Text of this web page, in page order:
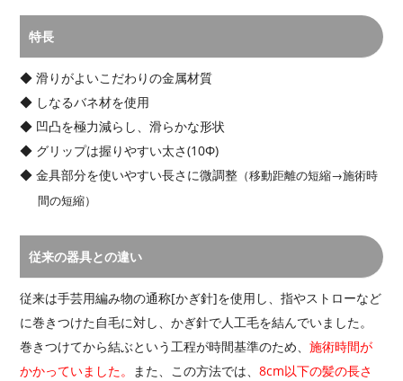
特長
滑りがよいこだわりの金属材質
しなるバネ材を使用
凹凸を極力減らし、滑らかな形状
グリップは握りやすい太さ(10Φ)
金具部分を使いやすい長さに微調整 （移動距離の短縮→施術時
間の短縮）
従来の器具との違い
従来は手芸用編み物の通称[かぎ針]を使用し、指やストローなど
に巻きつけた自毛に対し、かぎ針で人工毛を結んでいました。
巻きつけてから結ぶという工程が時間基準のため、施術時間が
かかっていました。 また、この方法では、8cm以下の髪の長さ